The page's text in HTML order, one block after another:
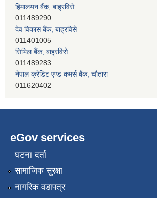
हिमालयन बैंक, बाह्रविसे
011489290
देव विकास बैंक, बाह्रविसे
011401005
सिभिल बैंक, बाह्रविसे
011489283
नेपाल क्रेडिट एण्ड कमर्स बैंक, चाैतारा
011620402
011489259
eGov services
घटना दर्ता
सामाजिक सुरक्षा
नागरिक वडापत्र